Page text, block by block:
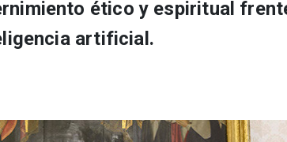
ético y espiritual
artificial.